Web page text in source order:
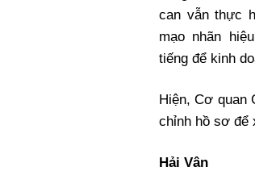
can vẫn thực
mạo nhãn
tiếng để kinh
Hiện, Cơ quan
chỉnh hồ sơ để
Hải Vân